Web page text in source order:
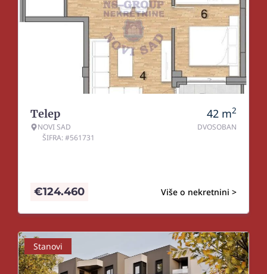
Telep
NOVI SAD
ŠIFRA: #561731
42 m2
DVOSOBAN
Više o nekretnini >
€124.460
Stanovi